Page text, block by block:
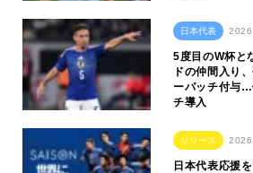
日本代表
5度目のW杯と
ドの仲間入り
ーパッチ付与…
チ導入
リリース
日本代表応援